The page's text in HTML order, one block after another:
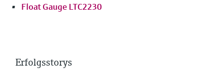
Float Gauge LTC2230
Erfolgsstorys